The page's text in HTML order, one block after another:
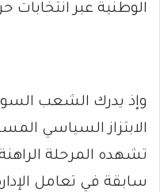
الوطنية عبر انتخابات
‏وإذ يدرك الشعب
الابتزاز السياسي
تشهده المرحلة
سابقة في تعامل